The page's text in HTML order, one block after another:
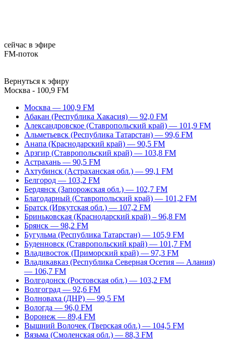
сейчас в эфире
FM-поток
Вернуться к эфиру
Москва - 100,9 FM
Москва — 100,9 FM
Абакан (Республика Хакасия) — 92,0 FM
Александровское (Ставропольский край) — 101,9 FM
Альметьевск (Республика Татарстан) — 99,6 FM
Анапа (Краснодарский край) — 90,5 FM
Арзгир (Ставропольский край) — 103,8 FM
Астрахань — 90,5 FM
Ахтубинск (Астраханская обл.) — 99,1 FM
Белгород — 103,2 FM
Бердянск (Запорожская обл.) — 102,7 FM
Благодарный (Ставропольский край) — 101,2 FM
Братск (Иркутская обл.) — 107,2 FM
Бриньковская (Краснодарский край) – 96,8 FM
Брянск — 98,2 FM
Бугульма (Республика Татарстан) — 105,9 FM
Буденновск (Ставропольский край) — 101,7 FM
Владивосток (Приморский край) — 97,3 FM
Владикавказ (Республика Северная Осетия — Алания)
— 106,7 FM
Волгодонск (Ростовская обл.) — 103,2 FM
Волгоград — 92,6 FM
Волноваха (ДНР) — 99,5 FM
Вологда — 96,0 FM
Воронеж — 89,4 FM
Вышний Волочек (Тверская обл.) — 104,5 FM
Вязьма (Смоленская обл.) — 88,3 FM